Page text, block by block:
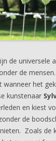
de universele
de
wanneer het
kunstenaar
en kiest
de
Zoals de